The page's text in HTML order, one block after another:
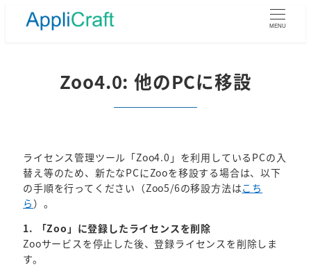
MENU
Zoo4.0: 他のPCに移設
ライセンス管理ツール「Zoo4.0」を利用しているPCの入
替え等のため、新たなPCにZooを移設する場合は、以下
の手順を行ってください（Zoo5/6の移設方法はこち
ら ）。
1. 「Zoo」に登録したライセンスを削除
Zooサービスを停止した後、登録ライセンスを削除しま
す。